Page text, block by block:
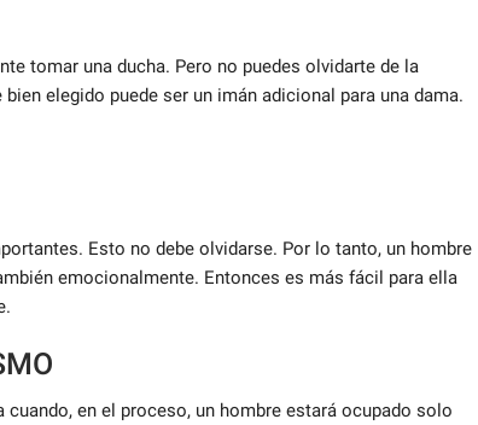
tomar una ducha. Pero no puedes olvidarte de la
elegido puede ser un imán adicional para una dama.
Esto no debe olvidarse. Por lo tanto, un hombre
emocionalmente. Entonces es más fácil para ella
en el proceso, un hombre estará ocupado solo